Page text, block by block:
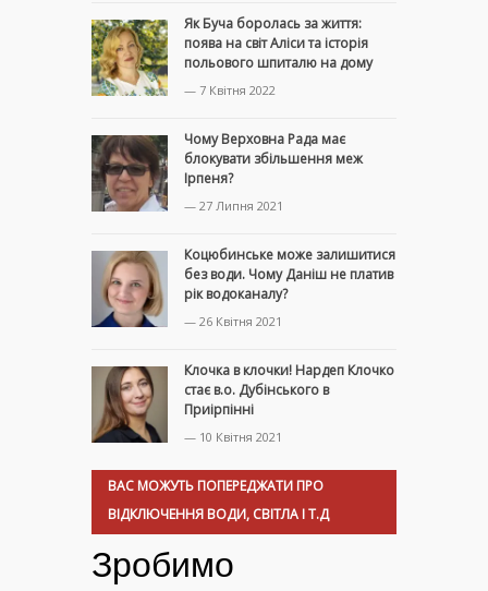
Як Буча боролась за життя:
поява на світ Аліси та історія
польового шпиталю на дому
— 7 Квітня 2022
Чому Верховна Рада має
блокувати збільшення меж
Ірпеня?
— 27 Липня 2021
Коцюбинське може залишитися
без води. Чому Даніш не платив
рік водоканалу?
— 26 Квітня 2021
Клочка в клочки! Нардеп Клочко
стає в.о. Дубінського в
Приірпінні
— 10 Квітня 2021
ВАС МОЖУТЬ ПОПЕРЕДЖАТИ ПРО
ВІДКЛЮЧЕННЯ ВОДИ, СВІТЛА І Т.Д